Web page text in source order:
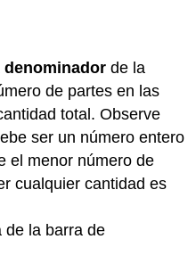
denominador de la
de partes en las
total. Observe
ser un número entero
el menor número de
cualquier cantidad es
de la barra de